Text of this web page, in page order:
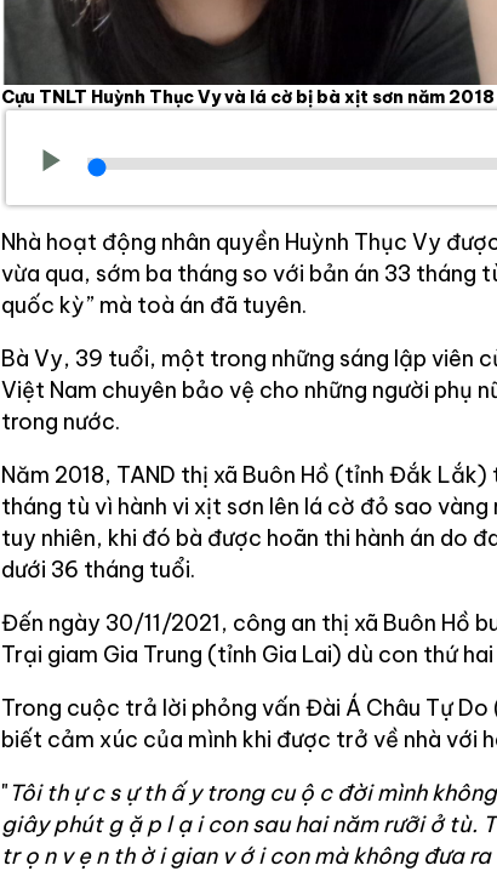
Cựu TNLT Huỳnh Thục Vy và lá cờ bị bà xịt sơn năm 2018
Nhà hoạt động nhân quyền Huỳnh Thục Vy
vừa qua, sớm ba tháng so với bản án 33 tháng
quốc kỳ” mà toà án đã tuyên.
Bà Vy, 39 tuổi, một trong những sáng lập viên
Việt Nam chuyên bảo vệ cho những người phụ
trong nước.
Năm 2018, TAND thị xã Buôn Hồ (tỉnh Đắk Lắk)
tháng tù vì hành vi xịt sơn lên lá cờ đỏ sao
tuy nhiên, khi đó bà được hoãn thi hành án do
dưới 36 tháng tuổi.
Đến ngày 30/11/2021, công an thị xã Buôn Hồ
Trại giam Gia Trung (tỉnh Gia Lai) dù con thứ
Trong cuộc trả lời phỏng vấn Đài Á Châu Tự
biết cảm xúc của mình khi được trở về nhà với
"Tôi th ự c s ựth ấ y trong cu ộ c đời mình
giây phút g ặ p l ạ i con sau hai năm rưỡiởtù. T
tr ọ n v ẹ n th ờ i gian v ớ i con mà không đưa